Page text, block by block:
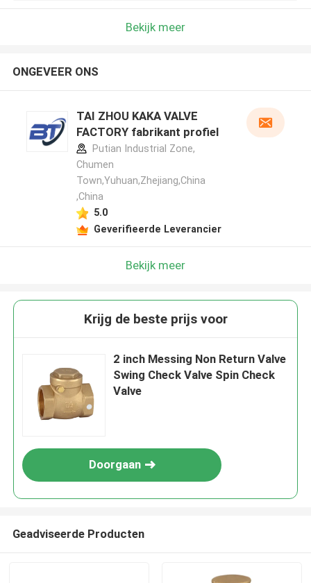
Bekijk meer
ONGEVEER ONS
TAI ZHOU KAKA VALVE
FACTORY fabrikant profiel
Putian Industrial Zone,
Chumen
Town,Yuhuan,Zhejiang,China
,China
5.0
Geverifieerde Leverancier
Bekijk meer
Krijg de beste prijs voor
2 inch Messing Non Return Valve
Swing Check Valve Spin Check
Valve
Doorgaan
Geadviseerde Producten